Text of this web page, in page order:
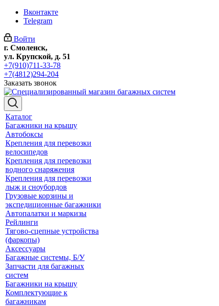
Вконтакте
Telegram
Войти
г. Смоленск,
ул. Крупской, д. 51
+7(910)711-33-78
+7(4812)294-204
Заказать звонок
Каталог
Багажники на крышу
Автобоксы
Крепления для перевозки
велосипедов
Крепления для перевозки
водного снаряжения
Крепления для перевозки
лыж и сноубордов
Грузовые корзины и
экспедиционные багажники
Автопалатки и маркизы
Рейлинги
Тягово-сцепные устройства
(фаркопы)
Аксессуары
Багажные системы, Б/У
Запчасти для багажных
систем
Багажники на крышу
Комплектующие к
багажникам